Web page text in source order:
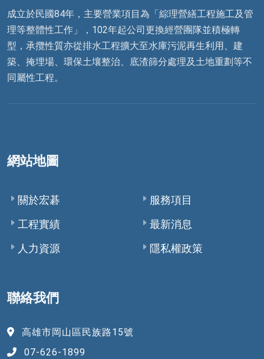
成立於民國84年，主要營業項目為「綜理營繕工程施工及管
理等整體性工作」，102年起公司更換經營團隊並積極轉
型，承攬性質亦從排水工程擴大至水庫污泥再生利用、建
築、掩埋場、環保土壤整治、底渣篩分處理及土地重劃等不
同屬性工程。
網站地圖
關於宏碁
工程實績
人力資源
服務項目
最新消息
隱私權政策
聯絡我們
高雄市岡山區民族路15號
07-626-1899